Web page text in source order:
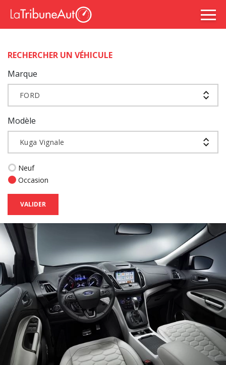
RECHERCHER UN VÉHICULE
Marque
FORD
Modèle
Kuga Vignale
Neuf
Occasion
VALIDER